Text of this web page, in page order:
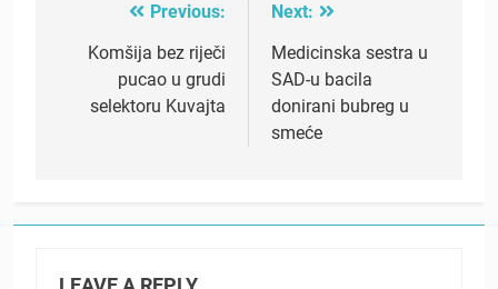
navigation
Previous:
Komšija bez riječi
pucao u grudi
selektoru Kuvajta
Next:
Medicinska sestra u
SAD-u bacila
donirani bubreg u
smeće